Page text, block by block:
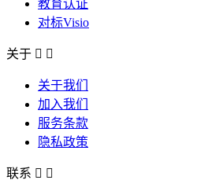
教育认证
对标Visio
关于  
关于我们
加入我们
服务条款
隐私政策
联系  